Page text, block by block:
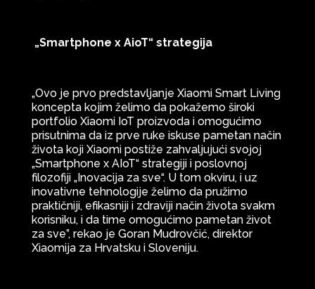
„Smartphone x AioT“ strategija
„Ovo je prvo predstavljanje Xiaomi Smart Living
koncepta kojim želimo da pokažemo široki
portfolio Xiaomi IoT proizvoda i omogućimo
prisutnima da iz prve ruke iskuse pametan način
života koji Xiaomi postiže zahvaljujući svojoj
„Smartphone x AIoT“ strategiji i poslovnoj
filozofiji „Inovacija za sve“. U tom okviru, i uz
inovativne tehnologije želimo da pružimo
praktičniji, efikasniji i zdraviji način života svakm
korisniku, i da time omogućimo pametan život
za sve”, rekao je Goran Mudrovčić, direktor
Xiaomija za Hrvatsku i Sloveniju.